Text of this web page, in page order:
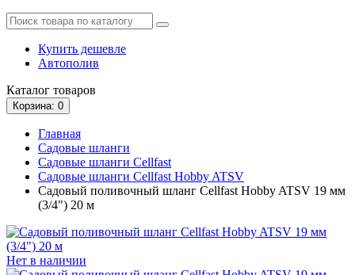
Купить дешевле
Автополив
Каталог товаров
Корзина: 0
Главная
Садовые шланги
Садовые шланги Cellfast
Садовые шланги Cellfast Hobby ATSV
Садовый поливочный шланг Cellfast Hobby ATSV 19 мм
(3/4") 20 м
Нет в наличии